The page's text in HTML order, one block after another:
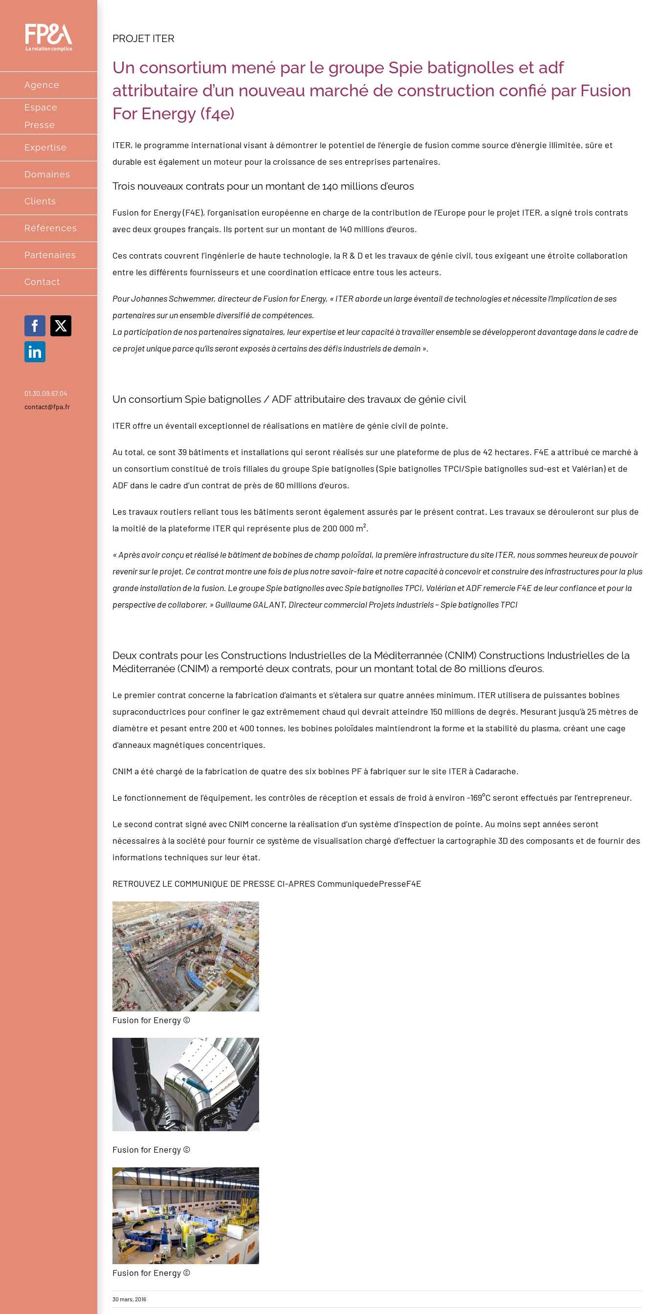
contenu
Agence
Espace
Presse
Expertise
Domaines
Clients
Références
Partenaires
Contact
Facebook
X
LinkedIn
01.30.09.67.04
contact@fpa.fr
PROJET ITER
Un consortium mené par le groupe Spie batignolles et adf
attributaire d’un nouveau marché de construction confié par Fusion
For Energy (f4e)
ITER, le programme international visant à démontrer le potentiel de l’énergie de fusion comme source d’énergie illimitée, sûre et
durable est également un moteur pour la croissance de ses entreprises partenaires.
Trois nouveaux contrats pour un montant de 140 millions d’euros
Fusion for Energy (F4E), l’organisation européenne en charge de la contribution de l’Europe pour le projet ITER, a signé trois contrats
avec deux groupes français. Ils portent sur un montant de 140 millions d’euros.
Ces contrats couvrent l’ingénierie de haute technologie, la R & D et les travaux de génie civil, tous exigeant une étroite collaboration
entre les différents fournisseurs et une coordination efficace entre tous les acteurs.
Pour Johannes Schwemmer, directeur de Fusion for Energy, « ITER aborde un large éventail detechnologies et nécessite l’implication de ses
partenaires sur un ensemble diversifié de compétences.
La participation de nos partenaires signataires, leur expertise et leur capacité à travailler ensemblese développeront davantage dans le cadre de
ce projet unique parce qu’ils seront exposés à certainsdes défis industriels de demain ».
Un consortium Spie batignolles / ADF attributaire des travaux de génie civil
ITER offre un éventail exceptionnel de réalisations en matière de génie civil de pointe.
Au total, ce sont 39 bâtiments et installations qui seront réalisés sur une plateforme de plus de 42 hectares. F4E a attribué ce marché à
un consortium constitué de trois filiales du groupe Spie batignolles (Spie batignolles TPCI/Spie batignolles sud-est et Valérian) et de
ADF dans le cadre d’un contrat de près de 60 millions d’euros.
Les travaux routiers reliant tous les bâtiments seront également assurés par le présent contrat. Les travaux se dérouleront sur plus de
la moitié de la plateforme ITER qui représente plus de 200 000 m².
« Après avoir conçu et réalisé le bâtiment de bobines de champ poloïdal, la première infrastructure du site ITER, nous sommes heureux de pouvoir
revenir sur le projet. Ce contrat montre une fois de plus notre savoir-faire et notre capacité à concevoir et construire des infrastructures pour la plus
grande installation de la fusion. Le groupe Spie batignolles avec Spie batignolles TPCI, Valérian et ADF remercie F4E de leur confiance et pour la
perspective de collaborer. » Guillaume GALANT, Directeur commercial Projets industriels – Spie batignolles TPCI
Deux contrats pour les Constructions Industrielles de la Méditerrannée (CNIM) Constructions Industrielles de la
Méditerranée (CNIM) a remporté deux contrats, pour un montant total de 80 millions d’euros.
Le premier contrat concerne la fabrication d’aimants et s’étalera sur quatre années minimum. ITER utilisera de puissantes bobines
supraconductrices pour confiner le gaz extrêmement chaud qui devrait atteindre 150 millions de degrés. Mesurant jusqu’à 25 mètres de
diamètre et pesant entre 200 et 400 tonnes, les bobines poloïdales maintiendront la forme et la stabilité du plasma, créant une cage
d’anneaux magnétiques concentriques.
CNIM a été chargé de la fabrication de quatre des six bobines PF à fabriquer sur le site ITER à Cadarache.
Le fonctionnement de l’équipement, les contrôles de réception et essais de froid à environ -169°C seront effectués par l’entrepreneur.
Le second contrat signé avec CNIM concerne la réalisation d’un système d’inspection de pointe. Au moins sept années seront
nécessaires à la société pour fournir ce système de visualisation chargé d’effectuer la cartographie 3D des composants et de fournir des
informations techniques sur leur état.
RETROUVEZ LE COMMUNIQUE DE PRESSE CI-APRES CommuniquedePresseF4E
Fusion for Energy ©
Fusion for Energy ©
Fusion for Energy ©
30 mars, 2016